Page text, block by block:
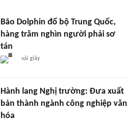
Bão Dolphin đổ bộ Trung Quốc,
hàng trăm nghìn người phải sơ
tán
vài giây
Hành lang Nghị trường: Đưa xuất
bản thành ngành công nghiệp văn
hóa